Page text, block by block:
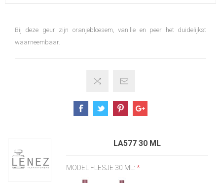
Bij deze geur zijn oranjebloesem, vanille en peer het duidelijkst
waarneembaar.
LA577 30 ML
MODEL FLESJE 30 ML:*